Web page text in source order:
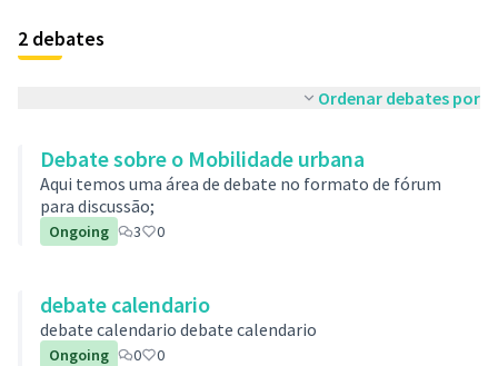
2 debates
Ordenar debates por
Debate sobre o Mobilidade urbana
Aqui temos uma área de debate no formato de fórum
para discussão;
Ongoing 3 0
debate calendario
debate calendario debate calendario
Ongoing 0 0